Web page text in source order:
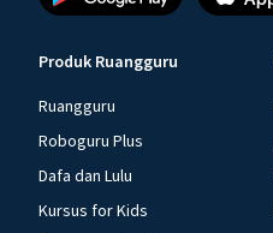
Produk Ruangguru
Ruangguru
Roboguru Plus
Dafa dan Lulu
Kursus for Kids